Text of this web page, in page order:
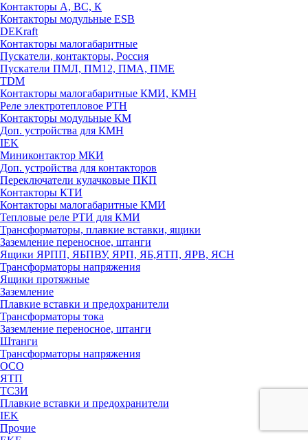
Контакторы А, ВС, К
Контакторы модульные ESB
DEKraft
Контакторы малогабаритные
Пускатели, контакторы, Россия
Пускатели ПМЛ, ПМ12, ПМА, ПМЕ
TDM
Контакторы малогабаритные КМИ, КМН
Реле электротепловое РТН
Контакторы модульные КМ
Доп. устройства для КМН
IEK
Миниконтактор МКИ
Доп. устройства для контакторов
Переключатели кулачковые ПКП
Контакторы КТИ
Контакторы малогабаритные КМИ
Тепловые реле РTИ для КМИ
Трансформаторы, плавкие вставки, ящики
Заземление переносное, штанги
Ящики ЯРПП, ЯБПВУ, ЯРП, ЯБ,ЯТП, ЯРВ, ЯСН
Трансформаторы напряжения
Ящики протяжные
Заземление
Плавкие вставки и предохранители
Трансформаторы тока
Заземление переносное, штанги
Штанги
Трансформаторы напряжения
ОСО
ЯТП
ТСЗИ
Плавкие вставки и предохранители
IEK
Прочие